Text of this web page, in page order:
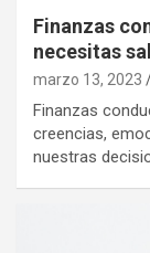
Finanzas
necesitas
marzo 13, 2023
Finanzas
creencias,
nuestras